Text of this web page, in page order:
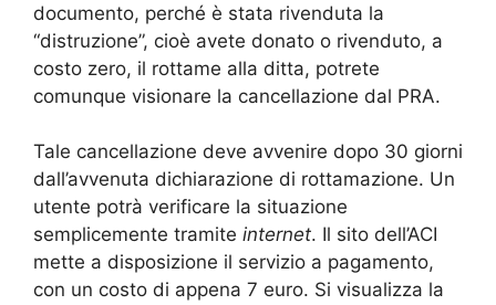
documento, perché è stata rivenduta la
“distruzione”, cioè avete donato o rivenduto, a
costo zero, il rottame alla ditta, potrete
comunque visionare la cancellazione dal PRA.
Tale cancellazione deve avvenire dopo 30 giorni
dall’avvenuta dichiarazione di rottamazione. Un
utente potrà verificare la situazione
semplicemente tramite internet. Il sito dell’ACI
mette a disposizione il servizio a pagamento,
con un costo di appena 7 euro. Si visualizza la